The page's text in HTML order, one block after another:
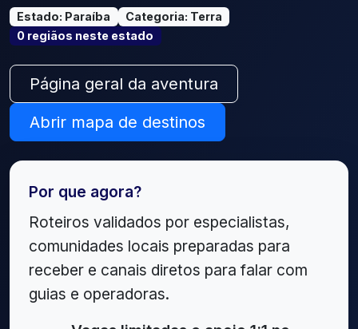
Estado: Paraíba Categoria: Terra
0 regiãos neste estado
Página geral da aventura
Abrir mapa de destinos
Por que agora?
Roteiros validados por especialistas,
comunidades locais preparadas para
receber e canais diretos para falar com
guias e operadoras.